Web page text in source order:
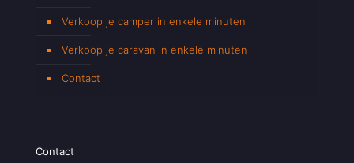
Verkoop je camper in enkele minuten
Verkoop je caravan in enkele minuten
Contact
Contact